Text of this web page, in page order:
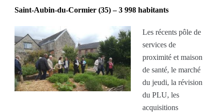
Saint-Aubin-du-Cormier (35) – 3 998 habitants
Les récents pôle de
services de
proximité et maison
de santé, le marché
du jeudi, la révision
du PLU, les
acquisitions